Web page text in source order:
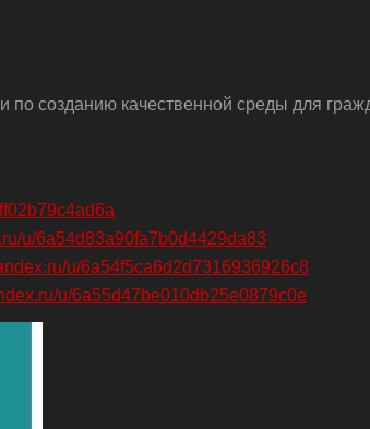
по созданию качественной среды для
u/6a54d83a90fa7b0d4429da83
u/6a54f5ca6d2d7316936926c8
u/6a55d47be010db25e0879c0e